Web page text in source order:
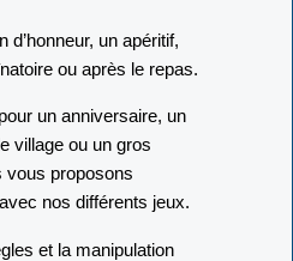
d’honneur, un apéritif,
ou après le repas.
un anniversaire, un
village ou un gros
proposons
nos différents jeux.
et la manipulation